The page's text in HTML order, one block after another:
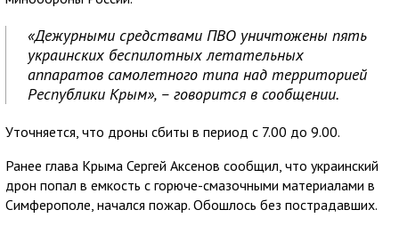
«Дежурными средствами ПВО уничтожены пять
украинских беспилотных летательных
аппаратов самолетного типа над территорией
Республики Крым», – говорится в сообщении.
Уточняется, что дроны сбиты в период с 7.00 до 9.00.
Ранее глава Крыма Сергей Аксенов сообщил, что украинский
дрон попал в емкость с горюче-смазочными материалами в
Симферополе, начался пожар. Обошлось без пострадавших.